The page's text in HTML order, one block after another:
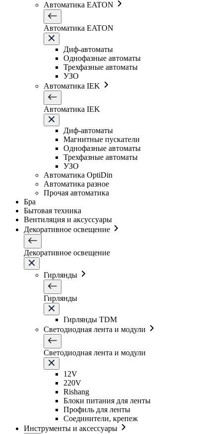
Автоматика EATON
Автоматика EATON
Диф-автоматы
Однофазные автоматы
Трехфазные автоматы
УЗО
Автоматика IEK
Автоматика IEK
Диф-автоматы
Магнитные пускатели
Однофазные автоматы
Трехфазные автоматы
УЗО
Автоматика OptiDin
Автоматика разное
Прочая автоматика
Бра
Бытовая техника
Вентиляция и аксуссуары
Декоративное освещение
Декоративное освещение
Гирлянды
Гирлянды
Гирлянды TDM
Светодиодная лента и модули
Светодиодная лента и модули
12V
220V
Rishang
Блоки питания для ленты
Профиль для ленты
Соединители, крепеж
Инструменты и аксессуары